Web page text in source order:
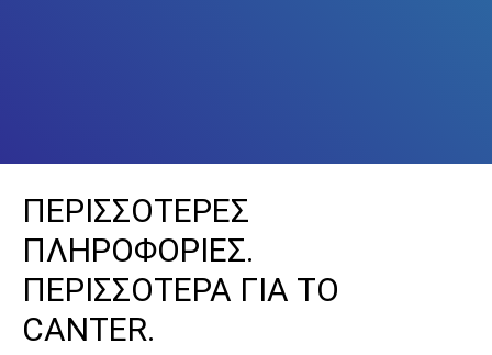
ΠΕΡΙΣΣΟΤΕΡΕΣ
ΠΛΗΡΟΦΟΡΙΕΣ.
ΠΕΡΙΣΣΟΤΕΡΑ ΓΙΑ ΤΟ
CANTER.